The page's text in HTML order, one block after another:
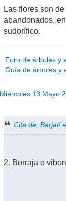
Las flores son
abandonados,
sudorífico.
Foro de árboles y
Guía de árboles y
Miércoles 13 Mayo
Cita de: Barjalí
2. Borraja o